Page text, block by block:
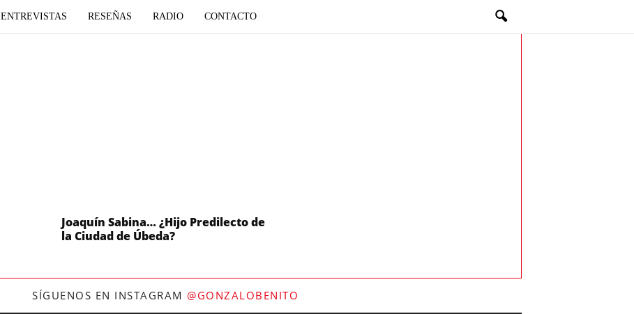
ENTREVISTAS RESEÑAS RADIO CONTACTO
Joaquín Sabina… ¿Hijo Predilecto de
la Ciudad de Úbeda?
SÍGUENOS EN INSTAGRAM @GONZALOBENITO